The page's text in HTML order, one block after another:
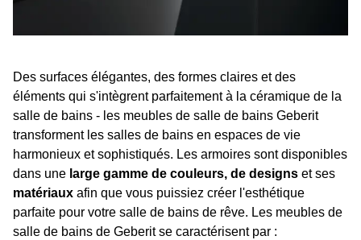
Des surfaces élégantes, des formes claires et des
éléments qui s'intègrent parfaitement à la céramique de la
salle de bains - les meubles de salle de bains Geberit
transforment les salles de bains en espaces de vie
harmonieux et sophistiqués. Les armoires sont disponibles
dans une large gamme de couleurs, de designs et ses
matériaux afin que vous puissiez créer l'esthétique
parfaite pour votre salle de bains de rêve. Les meubles de
salle de bains de Geberit se caractérisent par :